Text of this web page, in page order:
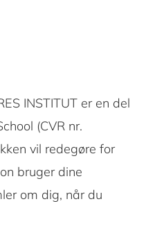
INSTITUT er en del
(CVR nr.
vil redegøre for
bruger dine
om dig, når du